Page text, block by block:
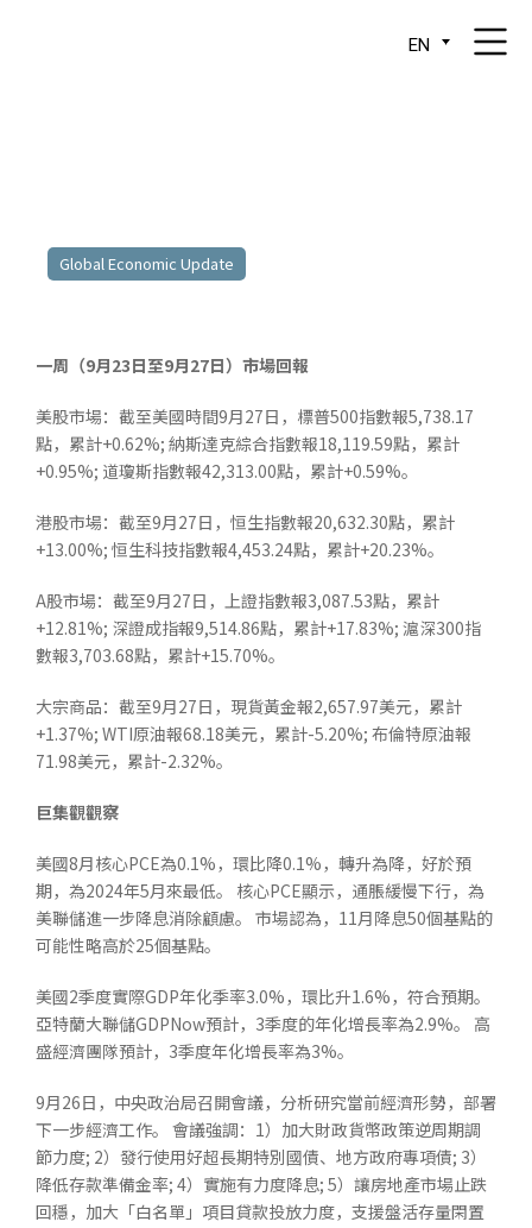
EN
Global Economic Update
一周（9月23日至9月27日）市場回報
美股市場：截至美國時間9月27日，標普500指數報5,738.17
點，累計+0.62%; 納斯達克綜合指數報18,119.59點，累計
+0.95%; 道瓊斯指數報42,313.00點，累計+0.59%。
港股市場：截至9月27日，恒生指數報20,632.30點，累計
+13.00%; 恒生科技指數報4,453.24點，累計+20.23%。
A股市場：截至9月27日，上證指數報3,087.53點，累計
+12.81%; 深證成指報9,514.86點，累計+17.83%; 滬深300指
數報3,703.68點，累計+15.70%。
大宗商品：截至9月27日，現貨黃金報2,657.97美元，累計
+1.37%; WTI原油報68.18美元，累計-5.20%; 布倫特原油報
71.98美元，累計-2.32%。
巨集觀觀察
美國8月核心PCE為0.1%，環比降0.1%，轉升為降，好於預
期，為2024年5月來最低。 核心PCE顯示，通脹緩慢下行，為
美聯儲進一步降息消除顧慮。 市場認為，11月降息50個基點的
可能性略高於25個基點。
美國2季度實際GDP年化季率3.0%，環比升1.6%，符合預期。
亞特蘭大聯儲GDPNow預計，3季度的年化增長率為2.9%。 高
盛經濟團隊預計，3季度年化增長率為3%。
9月26日，中央政治局召開會議，分析研究當前經濟形勢，部署
下一步經濟工作。 會議強調：1）加大財政貨幣政策逆周期調
節力度; 2）發行使用好超長期特別國債、地方政府專項債; 3）
降低存款準備金率; 4）實施有力度降息; 5）讓房地產市場止跌
回穩，加大「白名單」項目貸款投放力度，支援盤活存量閑置